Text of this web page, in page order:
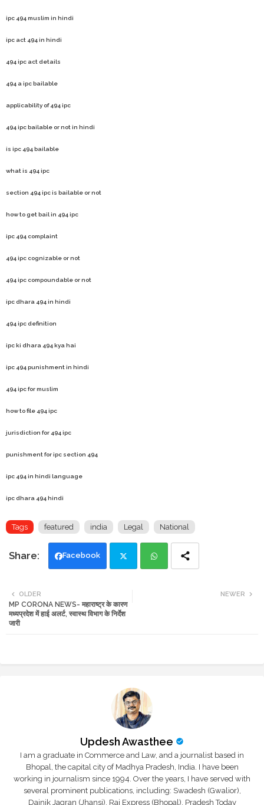
ipc 494 muslim in hindi
ipc act 494 in hindi
494 ipc act details
494 a ipc bailable
applicability of 494 ipc
494 ipc bailable or not in hindi
is ipc 494 bailable
what is 494 ipc
section 494 ipc is bailable or not
how to get bail in 494 ipc
ipc 494 complaint
494 ipc cognizable or not
494 ipc compoundable or not
ipc dhara 494 in hindi
494 ipc definition
ipc ki dhara 494 kya hai
ipc 494 punishment in hindi
494 ipc for muslim
how to file 494 ipc
jurisdiction for 494 ipc
punishment for ipc section 494
ipc 494 in hindi language
ipc dhara 494 hindi
Tags featured india Legal National
Facebook
tte
NEWER
OLDER
MP CORONA NEWS- महाराष्ट्र के कारण
मध्यप्रदेश में हाई अलर्ट, स्वास्थ विभाग के निर्देश
जारी
Updesh Awasthee
I am a graduate in Commerce and Law, and a journalist based in
Bhopal, the capital city of Madhya Pradesh, India. I have been
working in journalism since 1994. Over the years, I have served with
several prominent publications, including: Swadesh (Gwalior),
Dainik Jagran (Jhansi), Raj Express (Bhopal), Pradesh Today